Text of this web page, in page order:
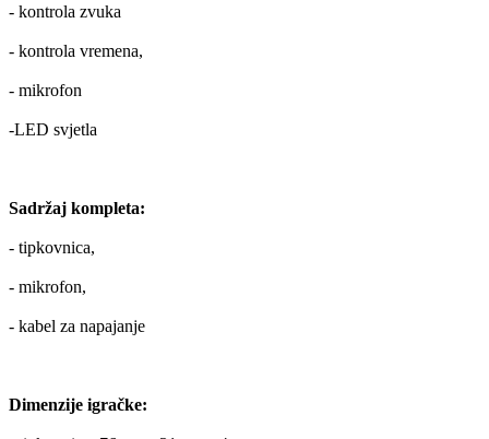
- kontrola zvuka
- kontrola vremena,
- mikrofon
-LED svjetla
Sadržaj kompleta:
- tipkovnica,
- mikrofon,
- kabel za napajanje
Dimenzije igračke: